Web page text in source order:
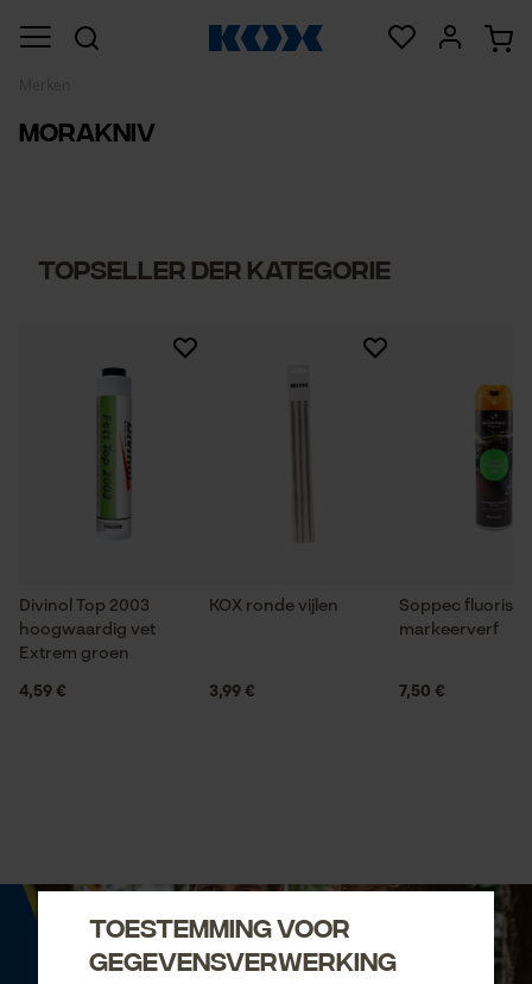
Morakniv
Topseller der Kategorie
Divinol Top 2003
hoogwaardig vet
Extrem groen
4,59 €
KOX ronde vijlen
3,99 €
Soppec
markeerverf
7,50 €
Toestemming voor
gegevensverwerking